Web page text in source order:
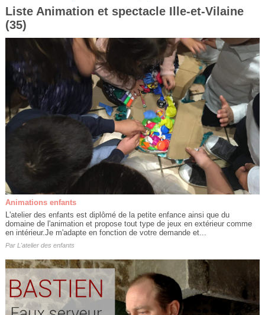
Liste Animation et spectacle Ille-et-Vilaine
(35)
Animations enfants
L'atelier des enfants est diplômé de la petite enfance ainsi que du
domaine de l'animation et propose tout type de jeux en extérieur comme
en intérieur.Je m'adapte en fonction de votre demande et...
Par L'atelier des enfants